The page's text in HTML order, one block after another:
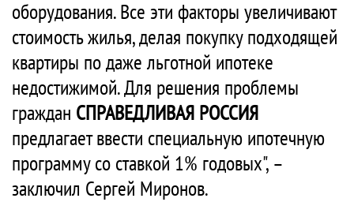
оборудования. Все эти факторы увеличивают
стоимость жилья, делая покупку подходящей
квартиры по даже льготной ипотеке
недостижимой. Для решения проблемы
граждан СПРАВЕДЛИВАЯ РОССИЯ
предлагает ввести специальную ипотечную
программу со ставкой 1% годовых", –
заключил Сергей Миронов.